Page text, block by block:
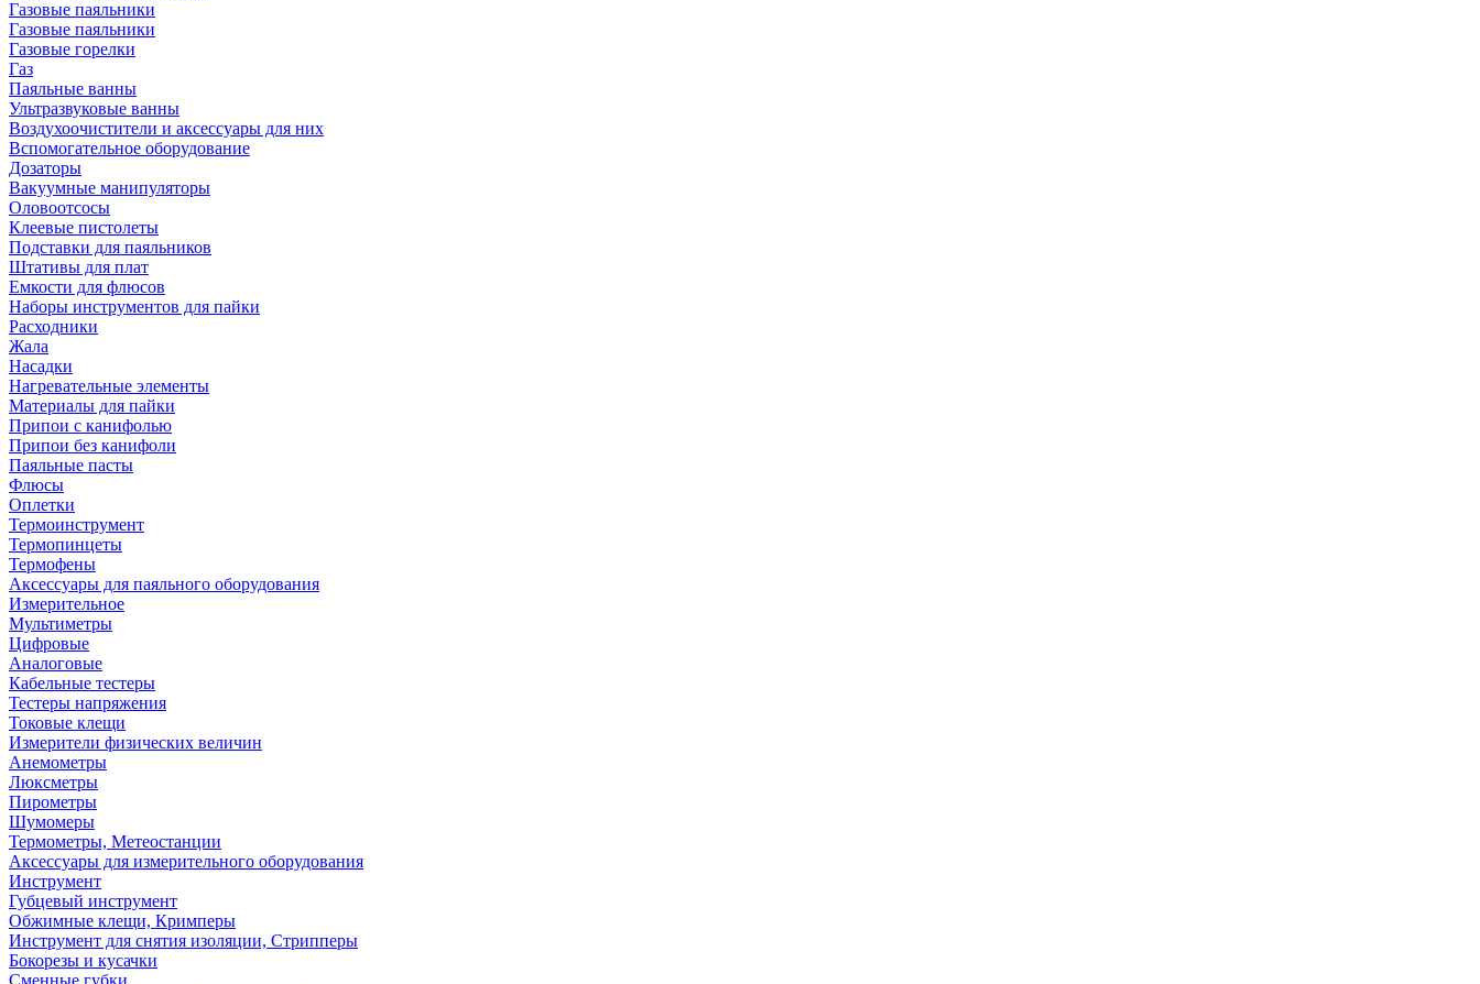
Газовые паяльники
Газовые паяльники
Газовые горелки
Газ
Паяльные ванны
Ультразвуковые ванны
Воздухоочистители и аксессуары для них
Вспомогательное оборудование
Дозаторы
Вакуумные манипуляторы
Оловоотсосы
Клеевые пистолеты
Подставки для паяльников
Штативы для плат
Емкости для флюсов
Наборы инструментов для пайки
Расходники
Жала
Насадки
Нагревательные элементы
Материалы для пайки
Припои с канифолью
Припои без канифоли
Паяльные пасты
Флюсы
Оплетки
Термоинструмент
Термопинцеты
Термофены
Аксессуары для паяльного оборудования
Измерительное
Мультиметры
Цифровые
Аналоговые
Кабельные тестеры
Тестеры напряжения
Токовые клещи
Измерители физических величин
Анемометры
Люксметры
Пирометры
Шумомеры
Термометры, Метеостанции
Аксессуары для измерительного оборудования
Инструмент
Губцевый инструмент
Обжимные клещи, Кримперы
Инструмент для снятия изоляции, Стрипперы
Бокорезы и кусачки
Сменные губки